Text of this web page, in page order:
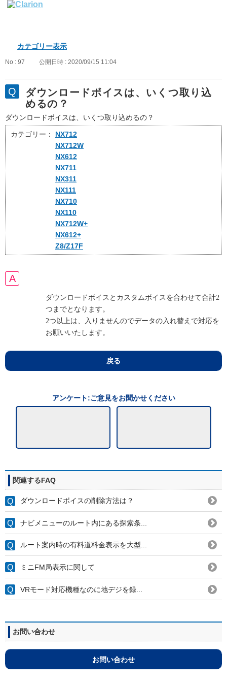
カテゴリー表示
No : 97 公開日時 : 2020/09/15 11:04
ダウンロードボイスは、いくつ取り込
めるの？
ダウンロードボイスは、いくつ取り込めるの？
カテゴリー：
NX712
NX712W
NX612
NX711
NX311
NX111
NX710
NX110
NX712W+
NX612+
Z8/Z17F
ダウンロードボイスとカスタムボイスを合わせて合計2
つまでとなります。
2つ以上は、入りませんのでデータの入れ替えで対応を
お願いいたします。
戻る
アンケート:ご意見をお聞かせください
関連するFAQ
ダウンロードボイスの削除方法は？
ナビメニューのルート内にある探索条...
ルート案内時の有料道料金表示を大型...
ミニFM局表示に関して
VRモード対応機種なのに地デジを録...
お問い合わせ
お問い合わせ